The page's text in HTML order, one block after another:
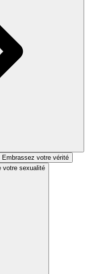
votre vérité
votre sexualité